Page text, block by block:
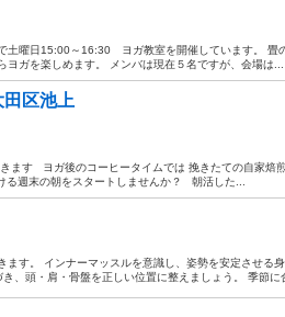
土曜日15:00～16:30 ヨガ教室を開催しています。 畳
ガを楽しめます。 メンバは現在５名ですが、会場は...
区池上
ます ヨガ後のコーヒータイムでは 挽きたての自家焙
週末の朝をスタートしませんか？ 朝活した...
す。 インナーマッスルを意識し、姿勢を安定させる
、頭・肩・骨盤を正しい位置に整えましょう。 季節に